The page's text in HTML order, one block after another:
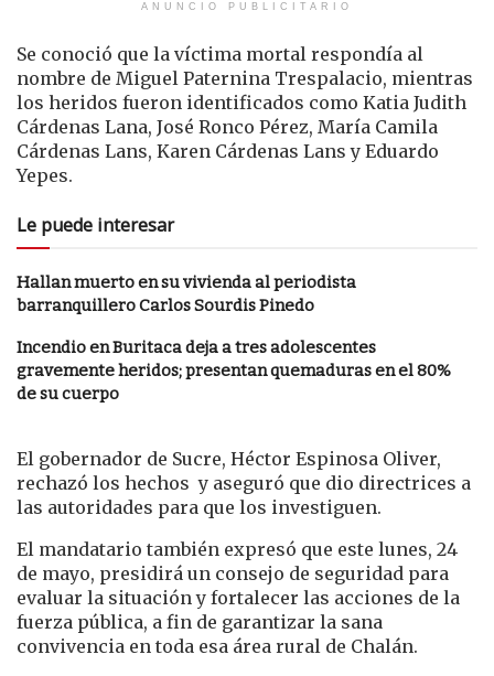
ANUNCIO PUBLICITARIO
Se conoció que la víctima mortal respondía al
nombre de Miguel Paternina Trespalacio, mientras
los heridos fueron identificados como Katia Judith
Cárdenas Lana, José Ronco Pérez, María Camila
Cárdenas Lans, Karen Cárdenas Lans y Eduardo
Yepes.
Le puede interesar
Hallan muerto en su vivienda al periodista
barranquillero Carlos Sourdis Pinedo
Incendio en Buritaca deja a tres adolescentes
gravemente heridos; presentan quemaduras en el 80%
de su cuerpo
El gobernador de Sucre, Héctor Espinosa Oliver,
rechazó los hechos y aseguró que dio directrices a
las autoridades para que los investiguen.
El mandatario también expresó que este lunes, 24
de mayo, presidirá un consejo de seguridad para
evaluar la situación y fortalecer las acciones de la
fuerza pública, a fin de garantizar la sana
convivencia en toda esa área rural de Chalán.